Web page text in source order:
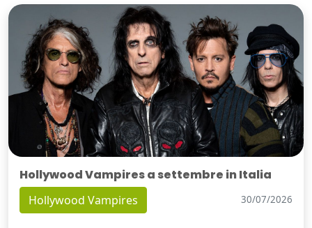
Hollywood Vampires a settembre in Italia
Hollywood Vampires 30/07/2026